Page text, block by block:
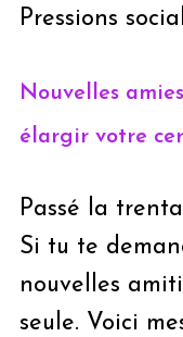
Pressions
Nouvelles
élargir votre
Passé la
Si tu te
nouvelles
seule. Voici